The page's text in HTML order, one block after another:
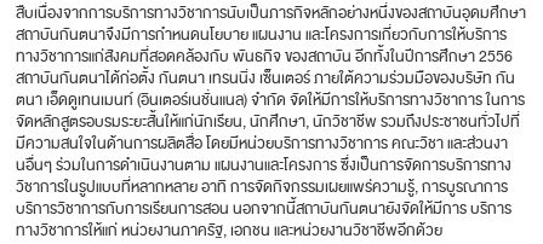
สืบเนื่องจากการบริการทางวิชาการนับเป็นภารกิจหลักอย่างหนึ่งของสถาบันอุดมศึกษา
สถาบันกันตนาจึงมีการกำหนดนโยบาย แผนงาน และโครงการเกี่ยวกับการให้บริการ
ทางวิชาการแก่สังคมที่สอดคล้องกับ พันธกิจ ของสถาบัน อีกทั้งในปีการศึกษา 2556
สถาบันกันตนาได้ก่อตั้ง กันตนา เทรนนิ่ง เซ็นเตอร์ ภายใต้ความร่วมมือของบริษัท กัน
ตนา เอ็ดดูเทนเมนท์ (อินเตอร์เนชั่นแนล) จำกัด จัดให้มีการให้บริการทางวิชาการ ในการ
จัดหลักสูตรอบรมระยะสั้นให้แก่นักเรียน, นักศึกษา, นักวิชาชีพ รวมถึงประชาชนทั่วไปที่
มีความสนใจในด้านการผลิตสื่อ โดยมีหน่วยบริการทางวิชาการ คณะวิชา และส่วนงา
นอื่นๆ ร่วมในการดำเนินงานตาม แผนงานและโครงการ ซึ่งเป็นการจัดการบริการทาง
วิชาการในรูปแบบที่หลากหลาย อาทิ การจัดกิจกรรมเผยแพร่ความรู้, การบูรณาการ
บริการวิชาการกับการเรียนการสอน นอกจากนี้สถาบันกันตนายังจัดให้มีการ บริการ
ทางวิชาการให้แก่ หน่วยงานภาครัฐ, เอกชน และหน่วยงานวิชาชีพอีกด้วย